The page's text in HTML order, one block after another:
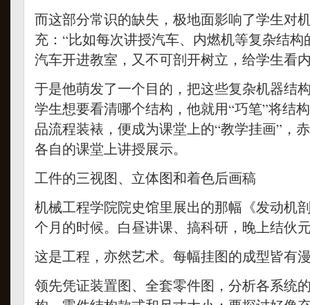
而这部分常识的缺失，极地面影响了学生对
充：“比如每次讲授汽车、内燃机等复杂结
汽车开进教室，又不可剖开树立，给学生看
于是他萌发了一个目的，把这些复杂机器结
学生想要看清哪个结构，他就用“巧笔”将结
品流程装裱，便成为课堂上的“教学挂画”，
各自的课堂上讲授展示。
工件的三视图、立体图和着色后画稿
机械工程学院院史馆里展出的那幅《发动机
个月的时候。白昼讲课、搞科研，晚上结伙
这是工程，亦然艺术。每幅挂图的成型皆有
领先凭证装置图、全套零件图，分析各系统